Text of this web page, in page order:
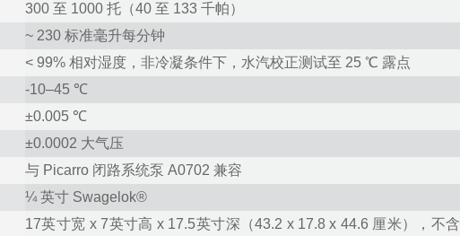
300 至 1000 托（40 至 133 千帕）
~ 230 标准毫升每分钟
< 99% 相对湿度，非冷凝条件下，水汽校正测试至 25 ℃ 露点
-10–45 ℃
±0.005 ℃
±0.0002 大气压
与 Picarro 闭路系统泵 A0702 兼容
¼ 英寸 Swagelok®
17英寸宽 x 7英寸高 x 17.5英寸深（43.2 x 17.8 x 44.6 厘米）
，不含